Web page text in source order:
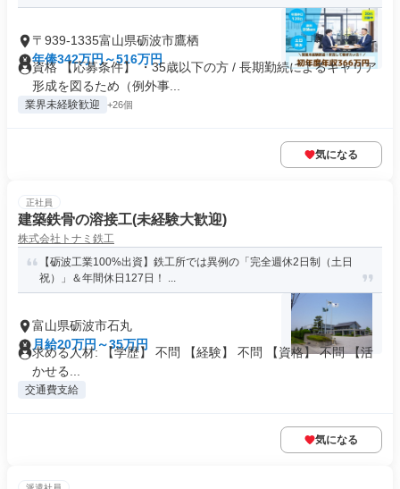
〒939-1335富山県砺波市鷹栖
年俸342万円～516万円
資格 【応募条件】 ・35歳以下の方 / 長期勤続によるキャリア
形成を図るため（例外事...
業界未経験歓迎 +26個
気になる
正社員
建築鉄骨の溶接工(未経験大歓迎)
株式会社トナミ鉄工
【砺波工業100%出資】鉄工所では異例の「完全週休2日制（土日
祝）」＆年間休日127日！ ...
富山県砺波市石丸
月給20万円～35万円
求める人材: 【学歴】 不問 【経験】 不問 【資格】 不問 【活
かせる...
交通費支給
気になる